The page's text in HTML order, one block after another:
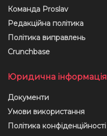
Команда Proslav
Редакційна політика
Політика виправлень
Crunchbase
Юридична інформація
Документи
Умови використання
Політика конфіденційності